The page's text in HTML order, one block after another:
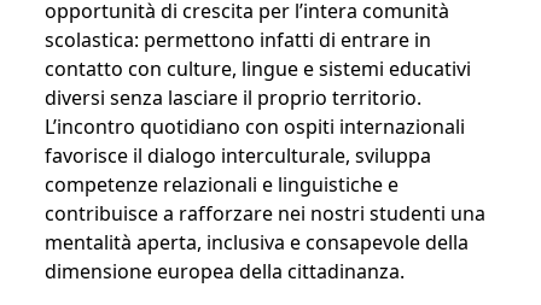
opportunità di crescita per l’intera comunità
scolastica: permettono infatti di entrare in
contatto con culture, lingue e sistemi educativi
diversi senza lasciare il proprio territorio.
L’incontro quotidiano con ospiti internazionali
favorisce il dialogo interculturale, sviluppa
competenze relazionali e linguistiche e
contribuisce a rafforzare nei nostri studenti una
mentalità aperta, inclusiva e consapevole della
dimensione europea della cittadinanza.